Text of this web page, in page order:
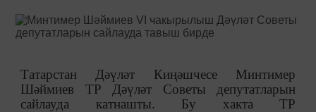
Татарстан Дәүләт Киңәшчесе Минтимер
Шәймиев ТР Дәүләт Советы депутатларын
сайлауда катнашты. Бу хакта ТР